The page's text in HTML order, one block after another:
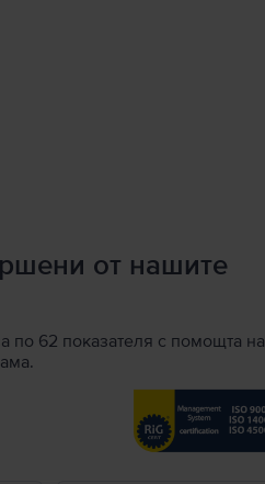
от нашите
по 62 показателя с помощта на